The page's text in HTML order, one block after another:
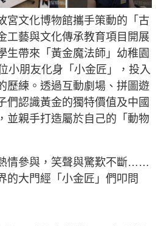
宮文化博物館攜手策動的「古
工藝與文化傳承教育項目開展
生帶來「黃金魔法師」幼稚園
小朋友化身「小金匠」，投入
歷練。透過互動劇場、拼圖遊
們認識黃金的獨特價值及中國
並親手打造屬於自己的「動物
情參與，笑聲與驚歎不斷……
的大門經「小金匠」們叩問